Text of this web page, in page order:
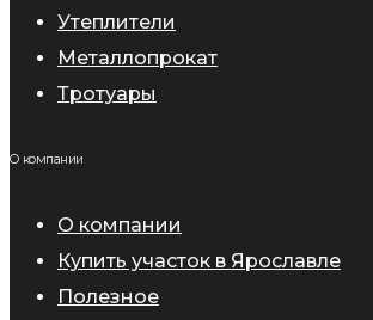
Утеплители
Металлопрокат
Тротуары
О компании
О компании
Купить участок в Ярославле
Полезное